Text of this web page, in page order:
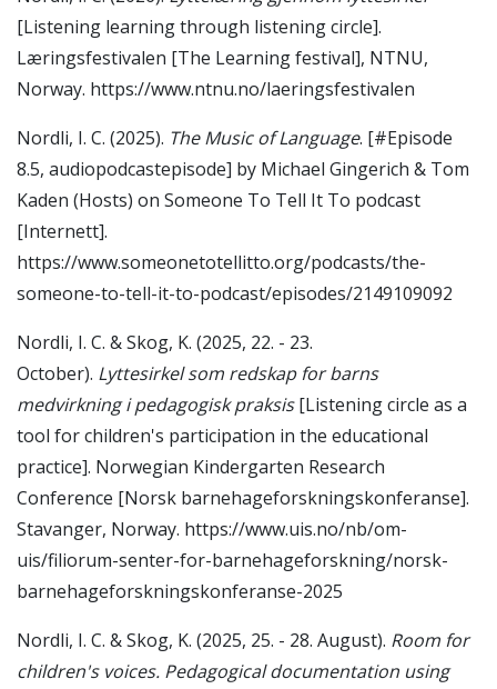
[Listening learning through listening circle].
Læringsfestivalen [The Learning festival], NTNU,
Norway. https://www.ntnu.no/laeringsfestivalen
Nordli, I. C. (2025). The Music of Language. [#Episode
8.5, audiopodcastepisode] by Michael Gingerich & Tom
Kaden (Hosts) on Someone To Tell It To podcast
[Internett].
https://www.someonetotellitto.org/podcasts/the-
someone-to-tell-it-to-podcast/episodes/2149109092
Nordli, I. C. & Skog, K. (2025, 22. - 23.
October). Lyttesirkel som redskap for barns
medvirkning i pedagogisk praksis[Listening circle as a
tool for children's participation in the educational
practice]. Norwegian Kindergarten Research
Conference [Norsk barnehageforskningskonferanse].
Stavanger, Norway. https://www.uis.no/nb/om-
uis/filiorum-senter-for-barnehageforskning/norsk-
barnehageforskningskonferanse-2025
Nordli, I. C. & Skog, K. (2025, 25. - 28. August). Room for
children's voices. Pedagogical documentation using